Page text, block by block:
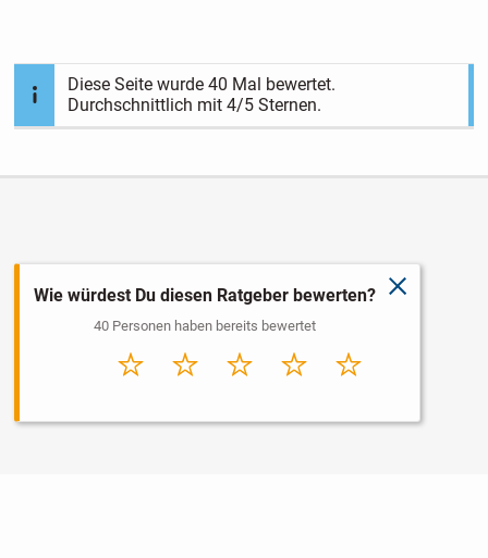
Diese Seite wurde40 Mal bewertet.
Durchschnittlich mit4/5 Sternen.
schließen
Wie würdest Du diesen Ratgeber bewerten?
40 Personen haben bereits bewertet